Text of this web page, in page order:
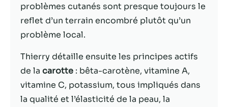
problèmes cutanés sont presque toujours le
reflet d’un terrain encombré plutôt qu’un
problème local.
Thierry détaille ensuite les principes actifs
de la carotte : bêta-carotène, vitamine A,
vitamine C, potassium, tous impliqués dans
la qualité et l’élasticité de la peau, la
fonctionnalité
et la structure
du site Web,
dont le site
Web est
utilisé.